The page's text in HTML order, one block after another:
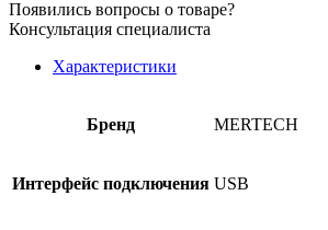
123
"MAGNET"
Появились вопросы о товаре?
Консультация специалиста
Характеристики
Бренд MERTECH
Интерфейс подключения USB